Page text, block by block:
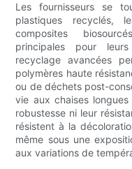
Les fournisseurs se
plastiques recyclés,
composites
principales pour
recyclage avancées
polymères haute
ou de déchets post-
vie aux chaises
robustesse ni leur
résistent à la
même sous une
aux variations de